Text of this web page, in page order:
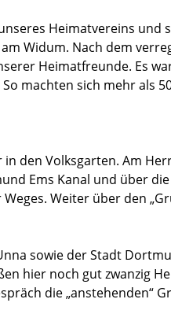
Heimatvereins und
Widum. Nach dem
Heimatfreunde. Es
machten sich mehr als
in den Volksgarten. Am
Ems Kanal und über
Weiter über den
sowie der Stadt
hier noch gut zwanzig
die „anstehenden“